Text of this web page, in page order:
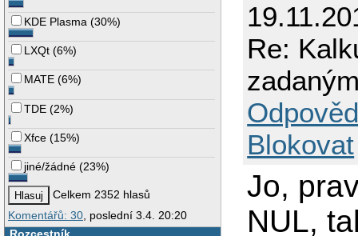
KDE Plasma (30%)
LXQt (6%)
MATE (6%)
TDE (2%)
Xfce (15%)
jiné/žádné (23%)
Celkem 2352 hlasů
Komentářů: 30 , poslední 3.4. 20:20
Rozcestník
Re:
Blokovat
Jo,
NUL,